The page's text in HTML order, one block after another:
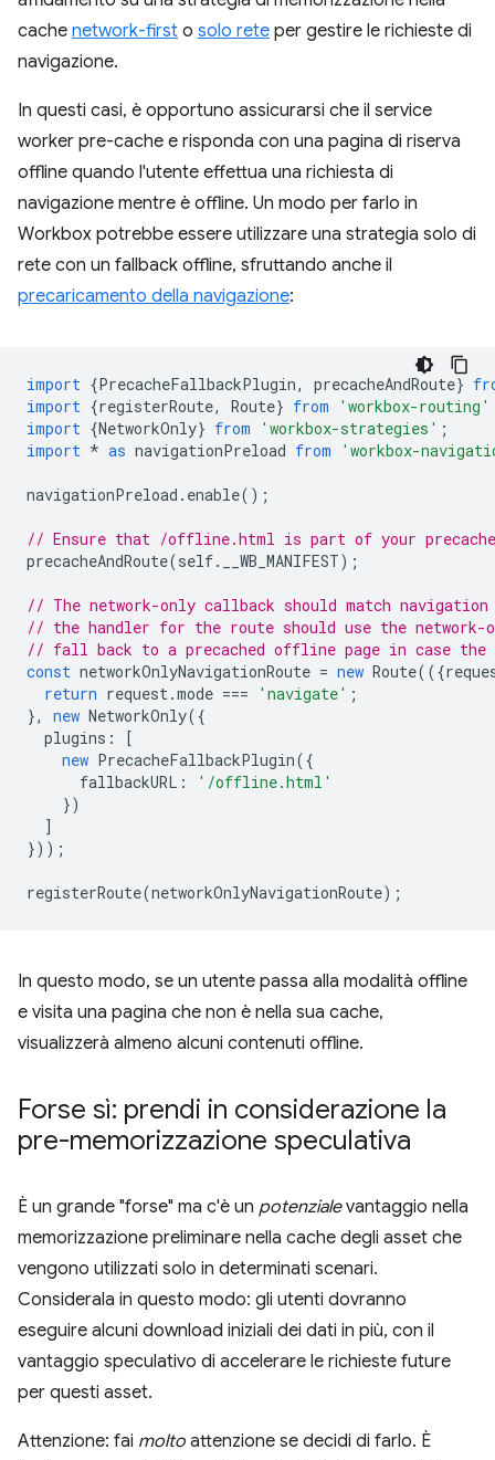
cache network-first o solo rete per gestire le richieste di
navigazione.
In questi casi, è opportuno assicurarsi che il service
worker pre-cache e risponda con una pagina di riserva
offline quando l'utente effettua una richiesta di
navigazione mentre è offline. Un modo per farlo in
Workbox potrebbe essere utilizzare una strategia solo di
rete con un fallback offline, sfruttando anche il
precaricamento della navigazione:
import {PrecacheFallbackPlugin, precacheAndRoute}
import {registerRoute, Route} from 'workbox-routing'
import {NetworkOnly} from 'workbox-strategies' ;
import * as navigationPreload from 'workbox-
navigationPreload . enable();
// Ensure that /offline.html is part of your
precacheAndRoute(self. __WB_MANIFEST);
// The network-only callback should match navigation
// the handler for the route should use the
// fall back to a precached offline page in case
const networkOnlyNavigationRoute = new Route(({
return request.mode === 'navigate' ;
},
new NetworkOnly({
plugins :
[
new PrecacheFallbackPlugin({
fallbackURL :
'/offline.html'
})
]
}));
registerRoute(networkOnlyNavigationRoute);
In questo modo, se un utente passa alla modalità offline
e visita una pagina che non è nella sua cache,
visualizzerà almeno alcuni contenuti offline.
Forse sì: prendi in considerazione la
pre-memorizzazione speculativa
È un grande "forse" ma c'è un potenzialevantaggio nella
memorizzazione preliminare nella cache degli asset che
vengono utilizzati solo in determinati scenari.
Considerala in questo modo: gli utenti dovranno
eseguire alcuni download iniziali dei dati in più, con il
vantaggio speculativo di accelerare le richieste future
per questi asset.
Attenzione: fai molto attenzione se decidi di farlo. È